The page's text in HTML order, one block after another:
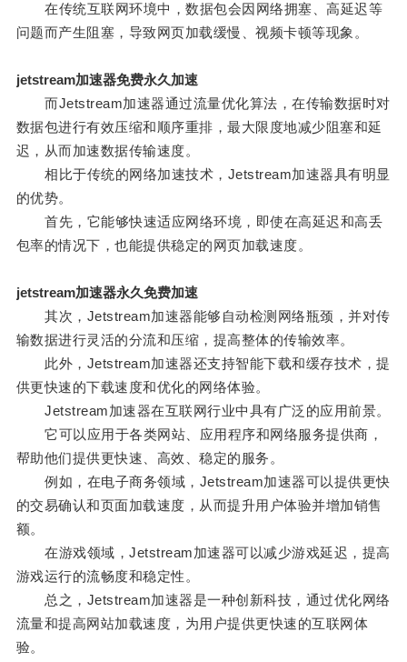
在传统互联网环境中，数据包会因网络拥塞、高延迟等
问题而产生阻塞，导致网页加载缓慢、视频卡顿等现象。
jetstream加速器免费永久加速
而Jetstream加速器通过流量优化算法，在传输数据时对
数据包进行有效压缩和顺序重排，最大限度地减少阻塞和延
迟，从而加速数据传输速度。
相比于传统的网络加速技术，Jetstream加速器具有明显
的优势。
首先，它能够快速适应网络环境，即使在高延迟和高丢
包率的情况下，也能提供稳定的网页加载速度。
jetstream加速器永久免费加速
其次，Jetstream加速器能够自动检测网络瓶颈，并对传
输数据进行灵活的分流和压缩，提高整体的传输效率。
此外，Jetstream加速器还支持智能下载和缓存技术，提
供更快速的下载速度和优化的网络体验。
Jetstream加速器在互联网行业中具有广泛的应用前景。
它可以应用于各类网站、应用程序和网络服务提供商，
帮助他们提供更快速、高效、稳定的服务。
例如，在电子商务领域，Jetstream加速器可以提供更快
的交易确认和页面加载速度，从而提升用户体验并增加销售
额。
在游戏领域，Jetstream加速器可以减少游戏延迟，提高
游戏运行的流畅度和稳定性。
总之，Jetstream加速器是一种创新科技，通过优化网络
流量和提高网站加载速度，为用户提供更快速的互联网体
验。